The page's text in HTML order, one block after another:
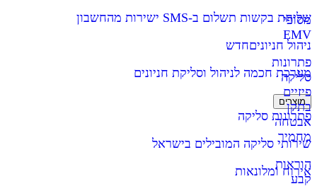
מסופי
EMV
פתרונות
סליקה
פיזיים
בתקן
אבטחה
מחמיר
הוראות
קבע
שליחת בקשות תשלום ב-SMS ישירות מהחשבון
ניהול חניוניםחדש
מערכת חכמה לניהול וסליקת חניונים
מוצרים
פתרונות סליקה
שירותי סליקה המובילים בישראל
אירוח ומלונאות